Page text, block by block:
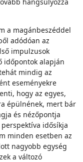
a magánbeszéddel
adódóan az
impulzusok
időpontok alapján
mindig az
eseményekre
hogy az egyes,
épülnének, mert bár
és nézőpontja
idősíkja
minden esetben az
nagyobb egység
a változó